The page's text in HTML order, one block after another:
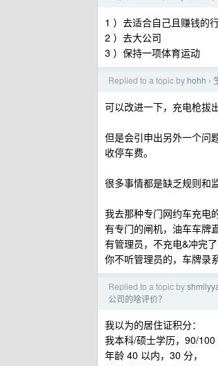
1 ）去适合自己且赚钱的
2 ）去大公司
3 ）保持一项体育运动
Replied to a topic by hohh ›
可以改进一下，充电枪拔
但是会引申出另外一个问
收停车费。
很多事情都是缺乏规则和
我去那种专门网约车充电
有专门的闸机，油车车牌
有管理员，不充电&冲完
你不听管理员的，车牌录
Replied to a topic by
公司的啥评价？
我以为的居住证积分：
我本科/硕士学历，90/100
年龄 40 以内，30 分，